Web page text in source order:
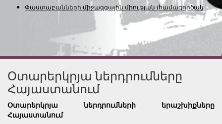
Փաստաբանների միջազգային միության
Օտարերկրյա ներդրումները
Հայաստանում
Օտարերկրյա ներդրումների երաշխիքները
Հայաստանում